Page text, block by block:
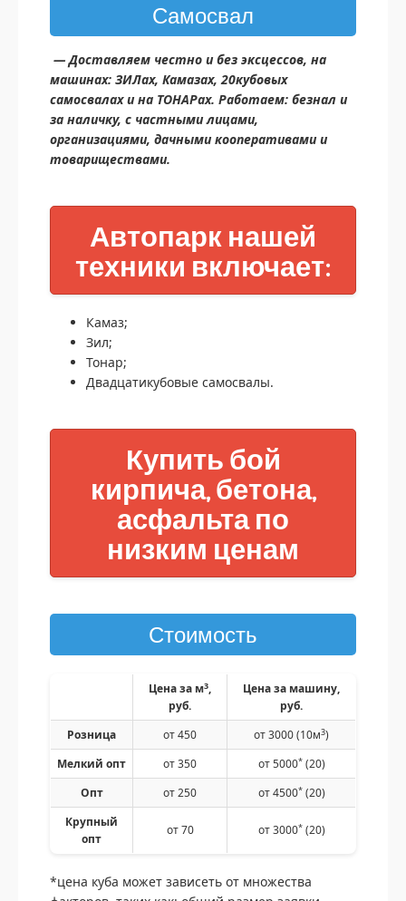
Самосвал
— Доставляем честно и без эксцессов, на
машинах: ЗИЛах, Камазах, 20кубовых
самосвалах и на ТОНАРах. Работаем: безнал и
за наличку, с частными лицами,
организациями, дачными кооперативами и
товариществами.
Автопарк нашей
техники включает:
Камаз;
Зил;
Тонар;
Двадцатикубовые самосвалы.
Купить бой
кирпича, бетона,
асфальта по
низким ценам
Стоимость
Цена за м3,
руб.
Цена за машину,
руб.
Розница
от 450 от 3000 (10м3)
Мелкий опт
от 350 от 5000*(20)
Опт
от 250 от 4500*(20)
Крупный
опт
от 70 от 3000*(20)
*цена куба может зависеть от множества